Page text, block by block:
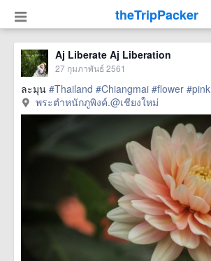
theTripPacker
Aj Liberate Aj Liberation
27 กุมภาพันธ์ 2561
ละมุน #Thailand #Chiangmai #flower #pink
พระตำหนักภูพิงค์.@เชียงใหม่